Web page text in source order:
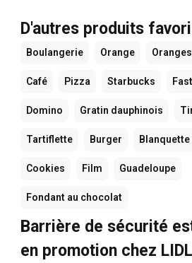
D'autres produits
Boulangerie Orange Oranges
Café Pizza Starbucks
Domino Gratin dauphinois
Tartiflette Burger Blanquette
Cookies Film Guadeloupe
Fondant au chocolat
Barrière de sécurité
en promotion chez LIDL